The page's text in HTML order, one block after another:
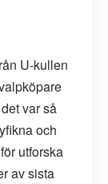
U-kullen
var så
och
utforska
av sista